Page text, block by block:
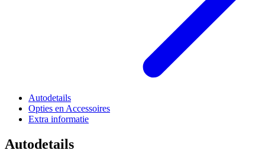
Autodetails
Opties en Accessoires
Extra informatie
Autodetails